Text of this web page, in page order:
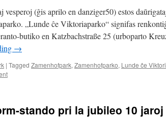
vesperoj (ĝis aprilo en danziger50) estos
„Lunde ĉe Viktoriaparko“ signifas
butiko en Katzbachstraße 25 (urboparto
→
| Tagged Zamenhofpark, Zamenhofparko, Lunde ĉe
stando pri la jubileo 10 jaroj